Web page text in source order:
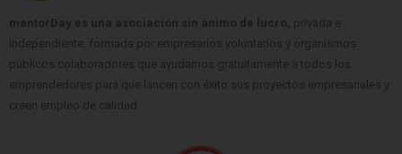
mentorDay es una asociación sin ánimo de lucro, privada e
independiente, formada por empresarios voluntarios y organismos
públicos colaboradores que ayudamos gratuitamente a todos los
emprendedores para que lancen con éxito sus proyectos empresariales y
creen empleo de calidad.